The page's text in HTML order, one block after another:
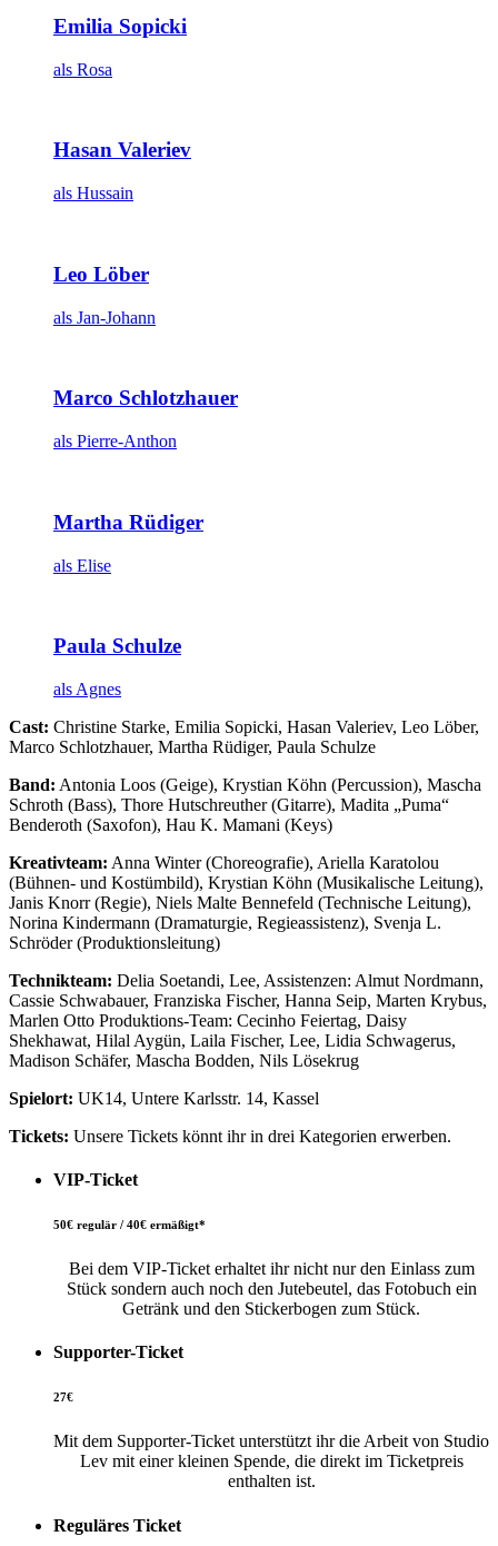
Emilia Sopicki
als Rosa
Hasan Valeriev
als Hussain
Leo Löber
als Jan-Johann
Marco Schlotzhauer
als Pierre-Anthon
Martha Rüdiger
als Elise
Paula Schulze
als Agnes
Cast: Christine Starke, Emilia Sopicki, Hasan Valeriev, Leo Löber,
Marco Schlotzhauer, Martha Rüdiger, Paula Schulze
Band: Antonia Loos (Geige), Krystian Köhn (Percussion), Mascha
Schroth (Bass), Thore Hutschreuther (Gitarre), Madita „Puma“
Benderoth (Saxofon), Hau K. Mamani (Keys)
Kreativteam: Anna Winter (Choreografie), Ariella Karatolou
(Bühnen- und Kostümbild), Krystian Köhn (Musikalische Leitung),
Janis Knorr (Regie), Niels Malte Bennefeld (Technische Leitung),
Norina Kindermann (Dramaturgie, Regieassistenz), Svenja L.
Schröder (Produktionsleitung)
Technikteam: Delia Soetandi, Lee, Assistenzen: Almut Nordmann,
Cassie Schwabauer, Franziska Fischer, Hanna Seip, Marten Krybus,
Marlen Otto Produktions-Team: Cecinho Feiertag, Daisy
Shekhawat, Hilal Aygün, Laila Fischer, Lee, Lidia Schwagerus,
Madison Schäfer, Mascha Bodden, Nils Lösekrug
Spielort: UK14, Untere Karlsstr. 14, Kassel
Tickets: Unsere Tickets könnt ihr in drei Kategorien erwerben.
VIP-Ticket
50€ regulär / 40€ ermäßigt*
Bei dem VIP-Ticket erhaltet ihr nicht nur den Einlass zum
Stück sondern auch noch den Jutebeutel, das Fotobuch ein
Getränk und den Stickerbogen zum Stück.
Supporter-Ticket
27€
Mit dem Supporter-Ticket unterstützt ihr die Arbeit von Studio
Lev mit einer kleinen Spende, die direkt im Ticketpreis
enthalten ist.
Reguläres Ticket